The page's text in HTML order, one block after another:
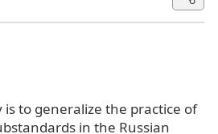
to generalize the practice of
in the Russian